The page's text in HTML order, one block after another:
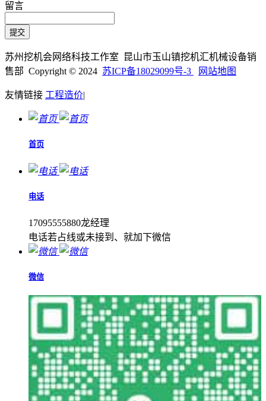
留言
苏州挖机会网络科技工作室 昆山市玉山镇挖机汇机械设备销
售部 Copyright © 2024 苏ICP备18029099号-3 网站地图
友情链接 工程造价|
首页
电话
17095555880龙经理
电话若占线或未接到、就加下微信
微信